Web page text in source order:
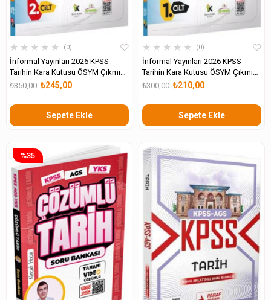
★ ★ ★ ★ ★ 0
İnformal Yayınları 2026 KPSS
Tarihin Kara Kutusu ÖSYM Çıkmış
Soru Havuzu Bankası 2. Cilt
₺245,00
₺350,00
Sepete Ekle
★ ★ ★ ★ ★ 0
İnformal Yayınları 2026 KPSS
Tarihin Kara Kutusu ÖSYM Çıkmış
Soru Havuzu Bankası 1.Cilt
₺210,00
₺300,00
Sepete Ekle
%35